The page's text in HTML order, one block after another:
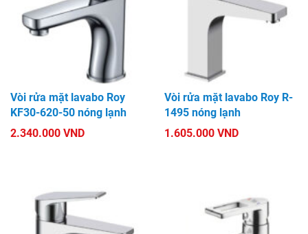
Vòi rửa mặt lavabo Roy
KF30-620-50 nóng lạnh
2.340.000 VND
Vòi rửa mặt lavabo Roy R-
1495 nóng lạnh
1.605.000 VND